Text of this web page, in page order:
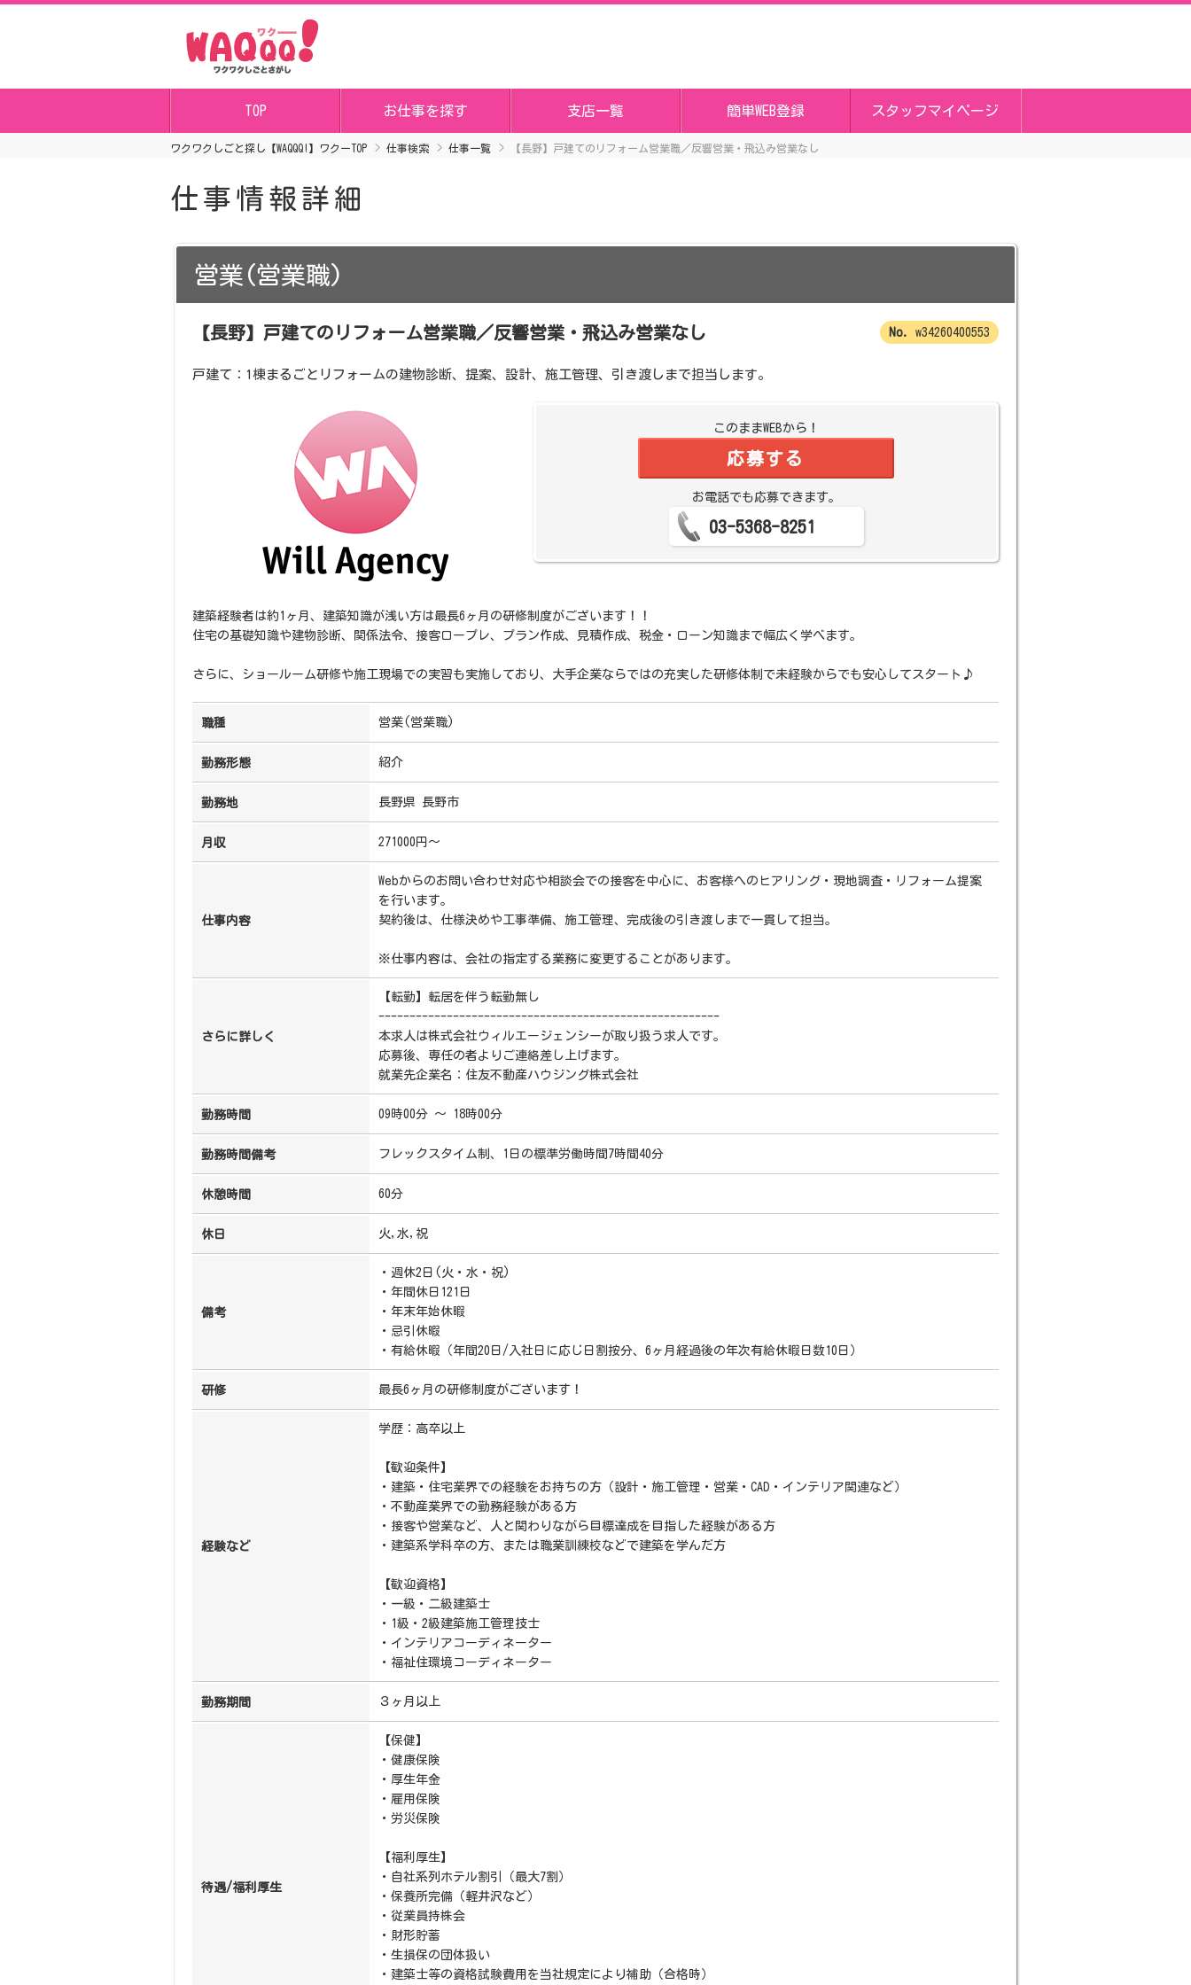
TOP お仕事を探す 支店一覧 簡単WEB登録 スタッフマイページ
ワクワクしごと探し【WAQQQ!】ワクーTOP 仕事検索 仕事一覧 【長野】戸建てのリフォーム営業職／反響営業・飛込み営業なし
仕事情報詳細
営業(営業職)
w34260400553
【長野】戸建てのリフォーム営業職／反響営業・飛込み営業なし
戸建て：1棟まるごとリフォームの建物診断、提案、設計、施工管理、引き渡しまで担当します。
このままWEBから！
応募する
お電話でも応募できます。
03-5368-8251
建築経験者は約1ヶ月、建築知識が浅い方は最長6ヶ月の研修制度がございます！！
住宅の基礎知識や建物診断、関係法令、接客ロープレ、プラン作成、見積作成、税金・ローン知識まで幅広く学べます。
さらに、ショールーム研修や施工現場での実習も実施しており、大手企業ならではの充実した研修体制で未経験からでも安心してスタート♪
職種 営業(営業職)
勤務形態 紹介
勤務地 長野県 長野市
月収 271000円～
仕事内容
Webからのお問い合わせ対応や相談会での接客を中心に、お客様へのヒアリング・現地調査・リフォーム提案
を行います。
契約後は、仕様決めや工事準備、施工管理、完成後の引き渡しまで一貫して担当。
※仕事内容は、会社の指定する業務に変更することがあります。
さらに詳しく
【転勤】転居を伴う転勤無し
-------------------------------------------------------
本求人は株式会社ウィルエージェンシーが取り扱う求人です。
応募後、専任の者よりご連絡差し上げます。
就業先企業名：住友不動産ハウジング株式会社
勤務時間 09時00分 ～ 18時00分
勤務時間備考 フレックスタイム制、1日の標準労働時間7時間40分
休憩時間 60分
休日 火,水,祝
備考
・週休2日(火・水・祝)
・年間休日121日
・年末年始休暇
・忌引休暇
・有給休暇（年間20日/入社日に応じ日割按分、6ヶ月経過後の年次有給休暇日数10日）
研修 最長6ヶ月の研修制度がございます！
経験など
学歴：高卒以上
【歓迎条件】
・建築・住宅業界での経験をお持ちの方（設計・施工管理・営業・CAD・インテリア関連など）
・不動産業界での勤務経験がある方
・接客や営業など、人と関わりながら目標達成を目指した経験がある方
・建築系学科卒の方、または職業訓練校などで建築を学んだ方
【歓迎資格】
・一級・二級建築士
・1級・2級建築施工管理技士
・インテリアコーディネーター
・福祉住環境コーディネーター
勤務期間 ３ヶ月以上
待遇/福利厚生
【保健】
・健康保険
・厚生年金
・雇用保険
・労災保険
【福利厚生】
・自社系列ホテル割引（最大7割）
・保養所完備（軽井沢など）
・従業員持株会
・財形貯蓄
・生損保の団体扱い
・建築士等の資格試験費用を当社規定により補助（合格時）